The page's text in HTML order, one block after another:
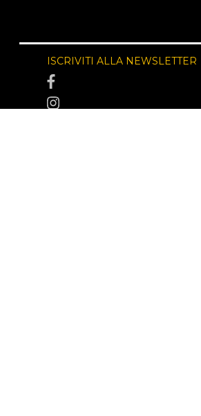
ISCRIVITI ALLA NEWSLETTER